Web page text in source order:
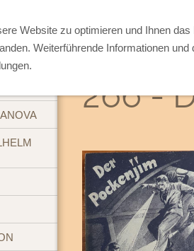
266 -
Website zu optimieren und Ihnen das
Weiterführende Informationen